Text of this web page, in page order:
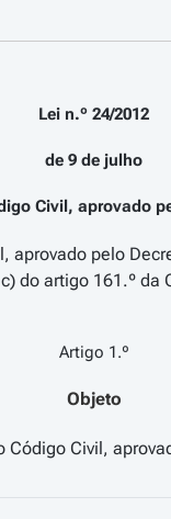
Lei n.º 24/2012
de 9 de julho
Civil, aprovado
aprovado pelo
do artigo 161.º da
Artigo 1.º
Objeto